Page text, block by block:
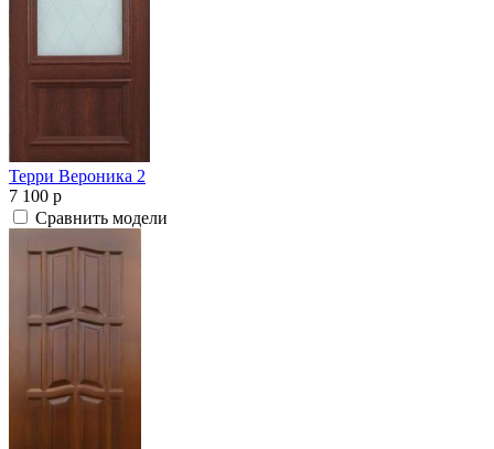
Терри Вероника 2
7 100 p
Сравнить модели